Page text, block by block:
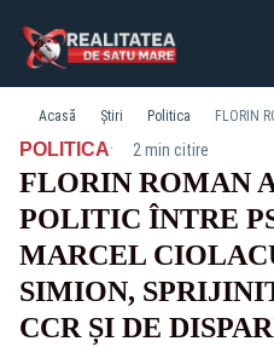
Acasă Știri Politica
POLITICA· 2 min citire
FLORIN ROMAN
POLITIC ÎNTRE
MARCEL
SIMION,
CCR ȘI DE